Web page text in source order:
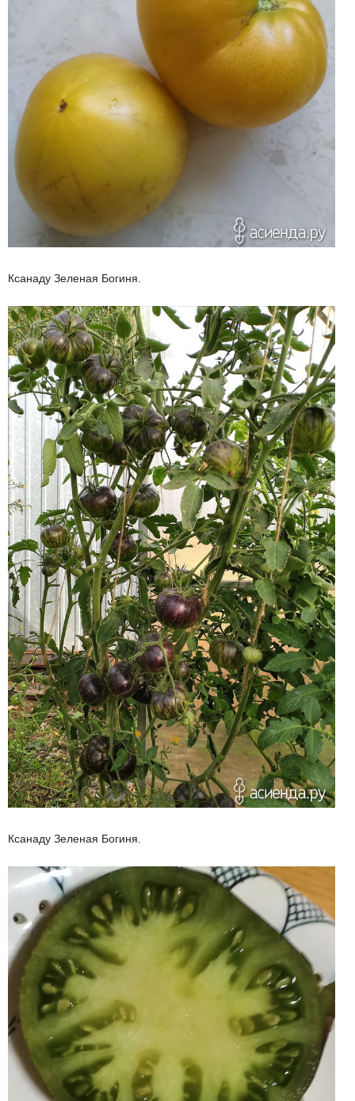
Ксанаду Зеленая Богиня.
Ксанаду Зеленая Богиня.